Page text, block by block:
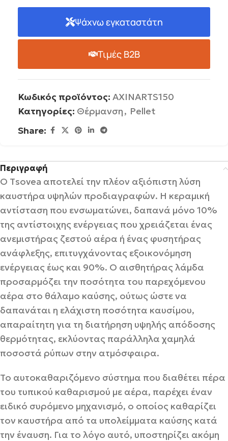
Ψάχνω εγκαταστάτη
Τιμές B2B
Κωδικός προϊόντος: AXINARTS150
Κατηγορίες: Θέρμανση, Pellet
Share:
Περιγραφή
Ο Τsovea αποτελεί την πλέον αξιόπιστη λύση
καυστήρα υψηλών προδιαγραφών. Η κεραμική
αντίσταση που ενσωματώνει, δαπανά μόνο 10%
της αντίστοιχης ενέργειας που χρειάζεται ένας
ανεμιστήρας ζεστού αέρα ή ένας φυσητήρας
ανάφλεξης, επιτυγχάνοντας εξοικονόμηση
ενέργειας έως και 90%. Ο αισθητήρας λάμδα
προσαρμόζει την ποσότητα του παρεχόμενου
αέρα στο θάλαμο καύσης, ούτως ώστε να
δαπανάται η ελάχιστη ποσότητα καυσίμου,
απαραίτητη για τη διατήρηση υψηλής απόδοσης
θερμότητας, εκλύοντας παράλληλα χαμηλά
ποσοστά ρύπων στην ατμόσφαιρα.
Το αυτοκαθαριζόμενο σύστημα που διαθέτει πέρα
του τυπικού καθαρισμού με αέρα, παρέχει έναν
ειδικό συρόμενο μηχανισμό, ο οποίος καθαρίζει
τον καυστήρα από τα υπολείμματα καύσης κατά
την έναυση. Για το λόγο αυτό, υποστηρίζει ακόμη